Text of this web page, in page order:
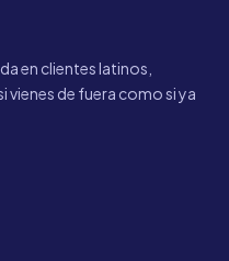
en clientes latinos,
de fuera como si ya